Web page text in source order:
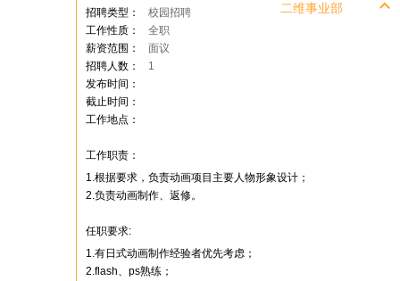
二维事业部
招聘类型：
校园招聘
工作性质：
全职
薪资范围：
面议
招聘人数：
1
发布时间：
截止时间：
工作地点：
工作职责：
1.根据要求，负责动画项目主要人物形象设计；
2.负责动画制作、返修。
任职要求:
1.有日式动画制作经验者优先考虑；
2.flash、ps熟练；